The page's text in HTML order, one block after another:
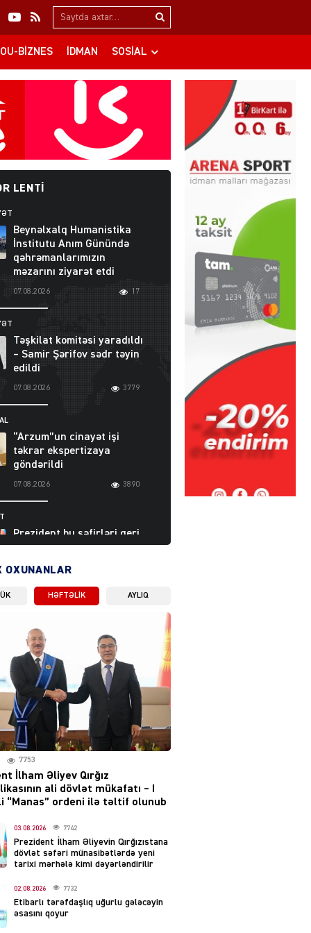
Search…
BIZNES İDMAN SOSIAL
LENTI
Beynəlxalq Humanistika
İnstitutu Anım Günündə
qəhrəmanlarımızın
məzarını ziyarət etdi
07.08.2026 17
Təşkilat komitəsi yaradıldı
– Samir Şərifov sədr təyin
edildi
07.08.2026 3779
“Arzum”un cinayət işi
təkrar ekspertizaya
göndərildi
07.08.2026 3890
Prezident bu səfirləri geri
çağırdı – Abel
Moskvada güclü partlayış
səsləri eşidildi
07.08.2026 5479
Rusiya-Ukrayna
münaqişəsinin həllində
irəliləyiş var – Tramp
07.08.2026
imzaladı
07.08.2026 5481
Tehran və İrəvandan
“Tramp yolu”na HƏMLƏ –
REAKSİYA
OXUNANLAR
HƏFTƏLIK AYLIQ
7753
İlham Əliyev Qırğız
ali dövlət mükafatı – I
“Manas” ordeni ilə təltif olunub
03.08.2026 7742
Prezident İlham Əliyevin Qırğızıstana
dövlət səfəri münasibətlərdə yeni
tarixi mərhələ kimi dəyərləndirilir
02.08.2026 7732
Etibarlı tərəfdaşlıq uğurlu gələcəyin
əsasını qoyur